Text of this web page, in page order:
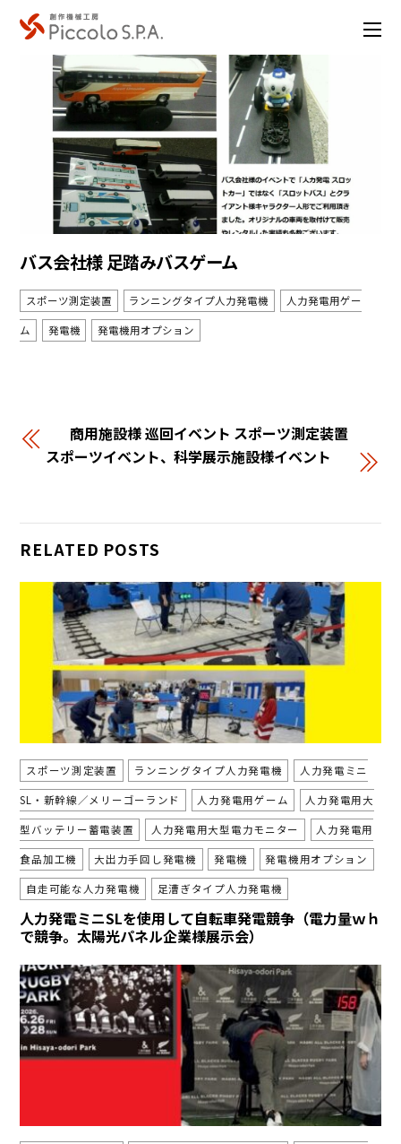
バス会社様 足踏みバスゲーム
スポーツ測定装置 ランニングタイプ人力発電機 人力発電用ゲー
ム 発電機 発電機用オプション
商用施設様 巡回イベント スポーツ測定装置
スポーツイベント、科学展示施設様イベント
RELATED POSTS
スポーツ測定装置 ランニングタイプ人力発電機 人力発電ミニ
SL・新幹線／メリーゴーランド 人力発電用ゲーム 人力発電用大
型バッテリー蓄電装置 人力発電用大型電力モニター 人力発電用
食品加工機 大出力手回し発電機 発電機 発電機用オプション
自走可能な人力発電機 足漕ぎタイプ人力発電機
人力発電ミニSLを使用して自転車発電競争（電力量ｗｈ
で競争。太陽光パネル企業様展示会）